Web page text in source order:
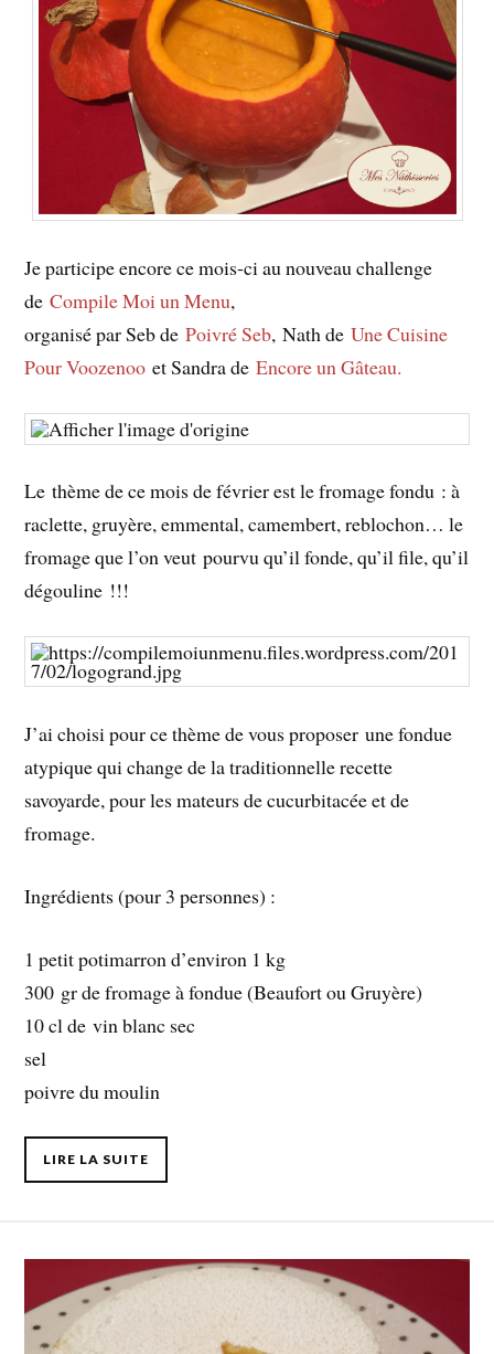
Je participe encore ce mois-ci au nouveau challenge
deCompile Moi un Menu,
organisé par Seb dePoivré Seb, Nath deUne Cuisine
Pour Voozenoo et Sandra deEncore un Gâteau.
Le thème de ce mois de février est le fromage fondu : à
raclette, gruyère, emmental, camembert, reblochon… le
fromage que l’on veut pourvu qu’il fonde, qu’il file, qu’il
dégouline !!!
J’ai choisi pour ce thème de vous proposer une fondue
atypique qui change de la traditionnelle recette
savoyarde, pour les mateurs de cucurbitacée et de
fromage.
Ingrédients (pour 3 personnes) :
1 petit potimarron d’environ 1 kg
300 gr de fromage à fondue (Beaufort ou Gruyère)
10cl de vin blanc sec
sel
poivre du moulin
LIRE LA SUITE